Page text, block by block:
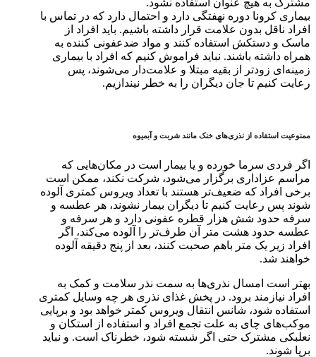
بیماری کرونا دوره نهفتگی دارد و احتمال دارد که در تماس با
افراد ناقل بدون علامت قرار داشته باشیم. باید افراد از
ماسک و دستکش استفاده کنند و مواد ضدعفونی کننده به
همراه داشته باشند. نباید فراموش کنیم که افراد با بیماری
زمینه‌ای زودتر از بقیه مبتلا و علامت‌دار می‌شوند، پس
رعایت کنیم تا جان دیگران را به خطر نیندازیم.
ممنوعیت استفاده از نذری‌های خنک مانند شربت و آبمیوه
اگر فردی سرما خورده و یا بیمار است در مکان‌هایی که
مراسم عزاداری برگزار می‌شود، شرکت نکند، ممکن است
برخی افراد که ضعیف‌تر هستند با تعداد ویروس کمتری آلوده
شوند پس رعایت کنیم تا دیگران بیمار نشوند، هر عطسه و
سرفه حدود شش هزار قطره عفونی دارد و هر سرفه و
عطسه حدود هشت متر آن طرف‌تر را آلوده می‌کند، اگر
افراد زیر یک متر باهم صحبت کنند، بعد از پنج دقیقه آلوده
خواهند شد.
بهتر است امسال نذری‌ها به سمت نذر سلامت و کمک به
افراد نیازمند برود. در پخش غذای نذری هر چه وسایل کمتری
استفاده شود، شانس انتقال ویروس کمتر خواهد بود و برپایی
موکب‌های چای به علت تجمع افراد و استفاده از استکان و
نعلبکی مشترک حتی اگر شسته شود، خطرناک است. و نباید
برپا شوند.